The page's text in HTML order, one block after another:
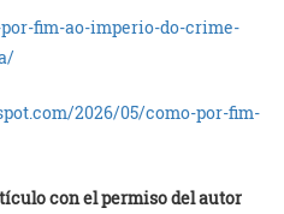
fim-ao-imperio-do-crime-
2026/05/como-por-fim-
con el permiso del autor